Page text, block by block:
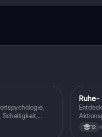
Schelligkeit,
Taktiktraining,
Ruhe-
12